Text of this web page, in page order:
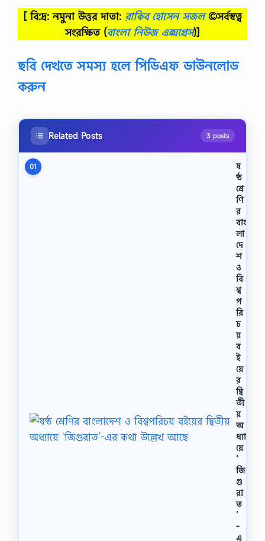
[ বি:দ্র: নমুনা উত্তর দাতা: রাকিব হোসেন সজল©সর্বস্বত্ব
সংরক্ষিত (বাংলা নিউজ এক্সপ্রেস)]
ছবি দেখতে সমস্য হলে পিডিএফ ডাউনলোড
করুন
Related Posts 3 posts
01
ষ
ষ্ঠ
শ্রে
ণি
র
বাং
লা
দে
শ
ও
বি
শ্ব
প
রি
চ
য়
ব
ই
য়ে
র
দ্বি
তী
য়
অ
ধ্যা
য়ে
‘
জি
গু
রা
ত
’
-
এ